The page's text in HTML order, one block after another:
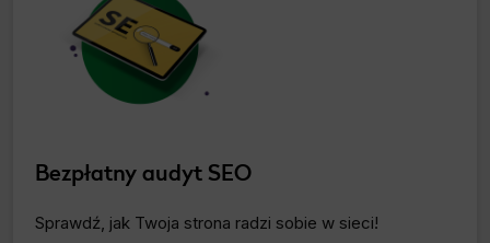
Bezpłatny audyt SEO
Sprawdź, jak Twoja strona radzi sobie w sieci!